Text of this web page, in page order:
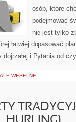
osób, które
podejmować
nie jest tylko
łatwiej dopasować
dojrzałej i Pytania od
WESELNE